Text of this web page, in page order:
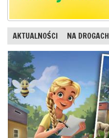
AKTUALNOŚCI NA DROGACH